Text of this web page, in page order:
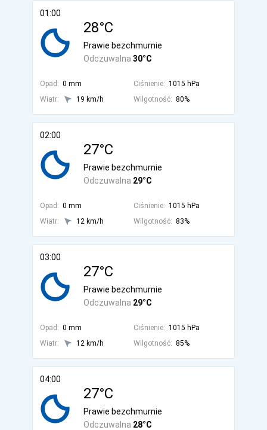
01:00
28°C
Odczuwalna 30°C
Prawie bezchmurnie
Opad: 0 mm Ciśnienie: 1015 hPa
Wiatr:
19 km/h Wilgotność: 80%
02:00
27°C
Odczuwalna 29°C
Prawie bezchmurnie
Opad: 0 mm Ciśnienie: 1015 hPa
Wiatr:
12 km/h Wilgotność: 83%
03:00
27°C
Odczuwalna 29°C
Prawie bezchmurnie
Opad: 0 mm Ciśnienie: 1015 hPa
Wiatr:
12 km/h Wilgotność: 85%
04:00
27°C
Odczuwalna 28°C
Prawie bezchmurnie